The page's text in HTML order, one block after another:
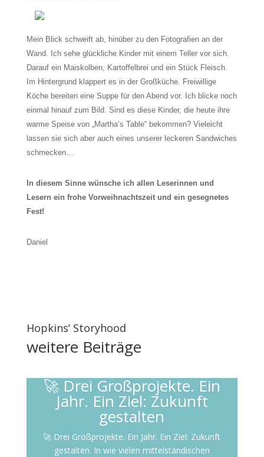
Mein Blick schweift ab, hinüber zu den Fotografien an der
Wand. Ich sehe glückliche Kinder mit einem Teller vor sich.
Darauf ein Maiskolben, Kartoffelbrei und ein Stück Fleisch.
Im Hintergrund klappert es in der Großküche. Freiwillige
Köche bereiten eine Suppe für den Abend vor. Ich blicke noch
einmal hinauf zum Bild. Sind es diese Kinder, die heute ihre
warme Speise von „Martha’s Table“ bekommen? Vieleicht
lassen sie sich aber auch eines unserer leckeren Sandwiches
schmecken…
In diesem Sinne wünsche ich allen Leserinnen und
Lesern ein frohe Vorweihnachtszeit und ein gesegnetes
Fest!
Daniel
Hopkins‘ Storyhood
weitere Beiträge
🚀 Drei Großprojekte. Ein
Jahr. Ein Ziel: Zukunft
gestalten
🚀 Drei Großprojekte. Ein Jahr. Ein Ziel: Zukunft
gestalten. In wie vielen mittelständischen